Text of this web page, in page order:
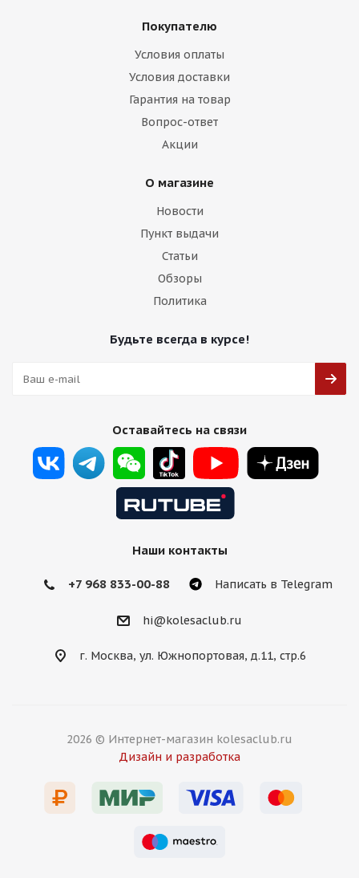
Покупателю
Условия оплаты
Условия доставки
Гарантия на товар
Вопрос-ответ
Акции
О магазине
Новости
Пункт выдачи
Статьи
Обзоры
Политика
Будьте всегда в курсе!
Оставайтесь на связи
Наши контакты
+7 968 833-00-88 Написать в Telegram
hi@kolesaclub.ru
г. Москва, ул. Южнопортовая, д.11, стр.6
2026 © Интернет-магазин kolesaclub.ru
Дизайн и разработка